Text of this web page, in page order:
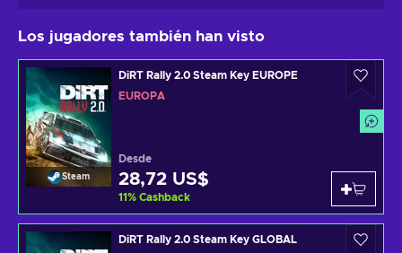
Los jugadores también han visto
Steam
DiRT Rally 2.0 Steam Key EUROPE
EUROPA
Desde
28,72 US$
11% Cashback
DiRT Rally 2.0 Steam Key GLOBAL